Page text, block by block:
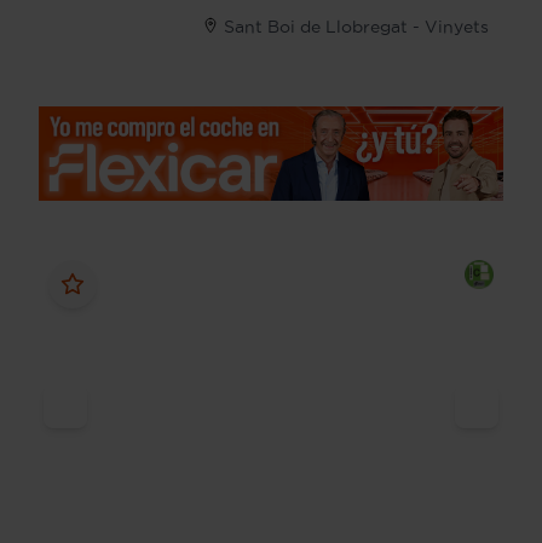
Sant Boi de Llobregat - Vinyets